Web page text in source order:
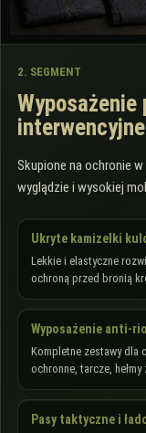
2. SEGMENT
Wyposażenie
interwencyjne
Skupione na ochronie
wyglądzie i wysokiej
Ukryte kamizelki
Lekkie i elastyczne
ochroną przed bronią
Wyposażenie anti-
Kompletne zestawy dla
ochronne, tarcze,
Pasy taktyczne i